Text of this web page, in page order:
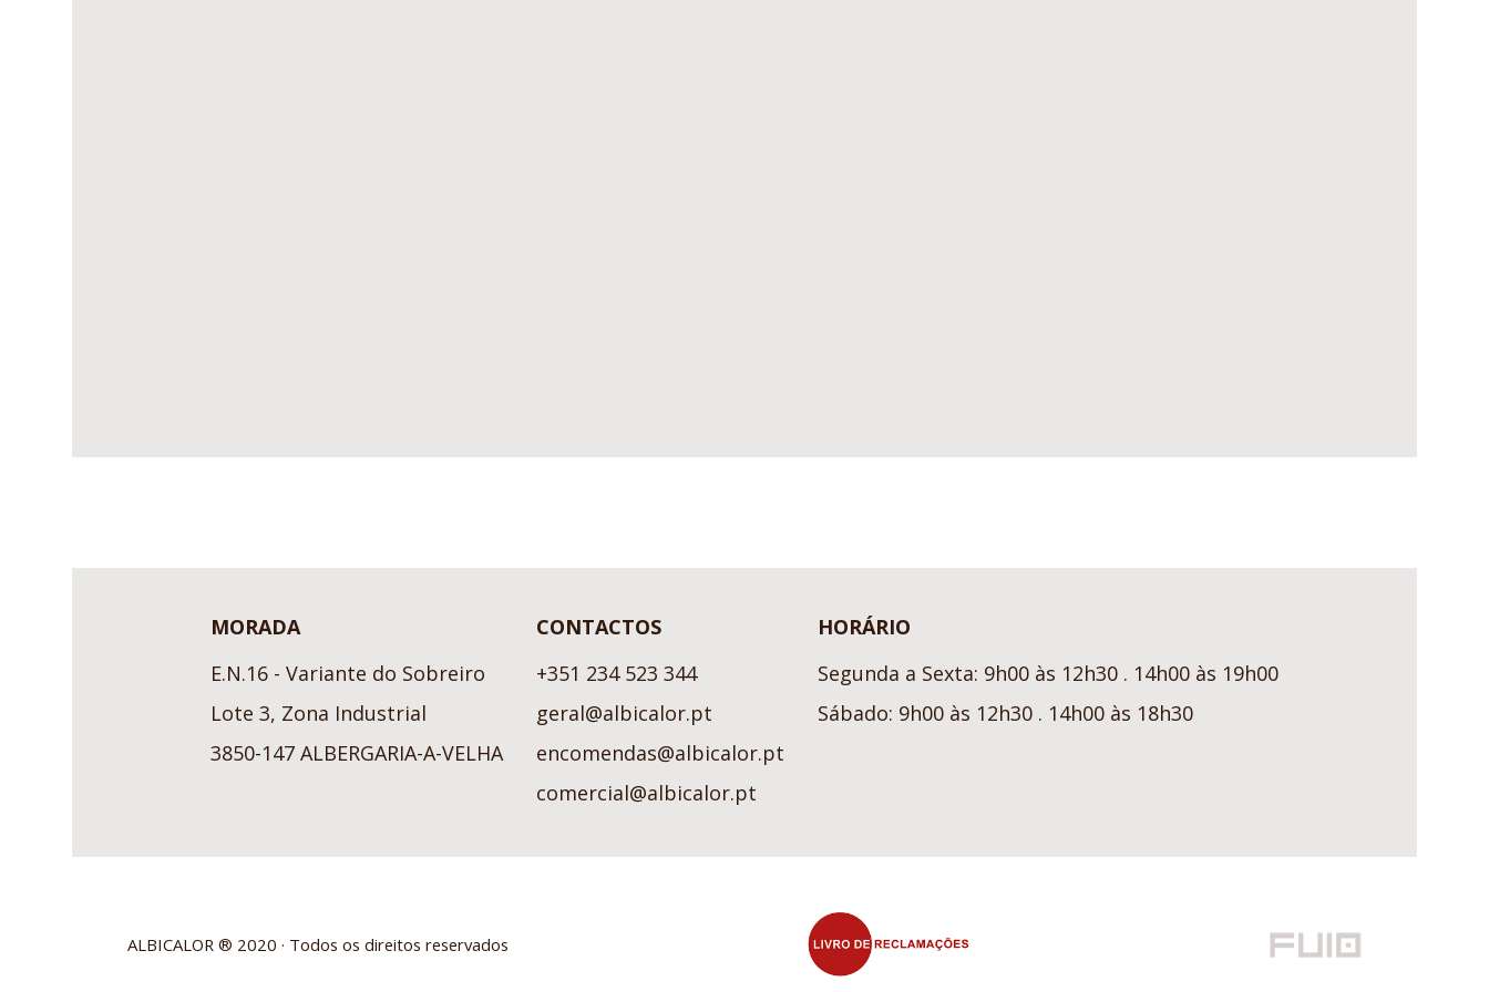
MORADA
E.N.16 - Variante do Sobreiro
Lote 3, Zona Industrial
3850-147 ALBERGARIA-A-VELHA
CONTACTOS
+351 234 523 344
geral@albicalor.pt
encomendas@albicalor.pt
comercial@albicalor.pt
HORÁRIO
Segunda a Sexta: 9h00 às 12h30 . 14h00 às 19h00
Sábado: 9h00 às 12h30 . 14h00 às 18h30
ALBICALOR ® 2020 · Todos os direitos reservados